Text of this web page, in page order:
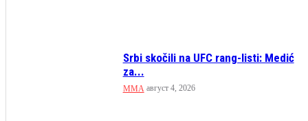
Srbi skočili na UFC rang-listi: Medić
za...
MMA август 4, 2026